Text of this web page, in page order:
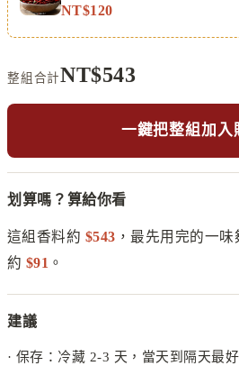
NT$120
整組合計NT$543
一鍵把整組加入
划算嗎？算給你看
這組香料約 $543 ，最先用完的一味
約 $91 。
建議
· 保存：冷藏 2-3 天，當天到隔天最